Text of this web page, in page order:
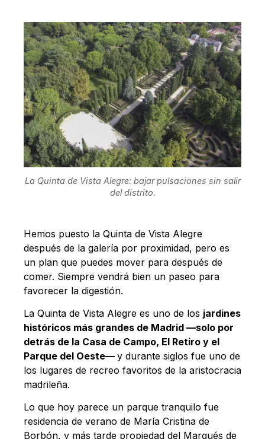
La Quinta de Vista Alegre: bajar pulsaciones sin salir
del distrito.
Hemos puesto la Quinta de Vista Alegre
después de la galería por proximidad, pero es
un plan que puedes mover para después de
comer. Siempre vendrá bien un paseo para
favorecer la digestión.
La Quinta de Vista Alegre es uno de los jardines
históricos más grandes de Madrid —solo por
detrás de la Casa de Campo, El Retiro y el
Parque del Oeste— y durante siglos fue uno de
los lugares de recreo favoritos de la aristocracia
madrileña.
Lo que hoy parece un parque tranquilo fue
residencia de verano de María Cristina de
Borbón, y más tarde propiedad del Marqués de